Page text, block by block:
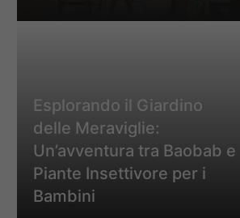
Esplorando il Giardino
delle Meraviglie:
Un’avventura tra Baobab e
Piante Insettivore per i
Bambini